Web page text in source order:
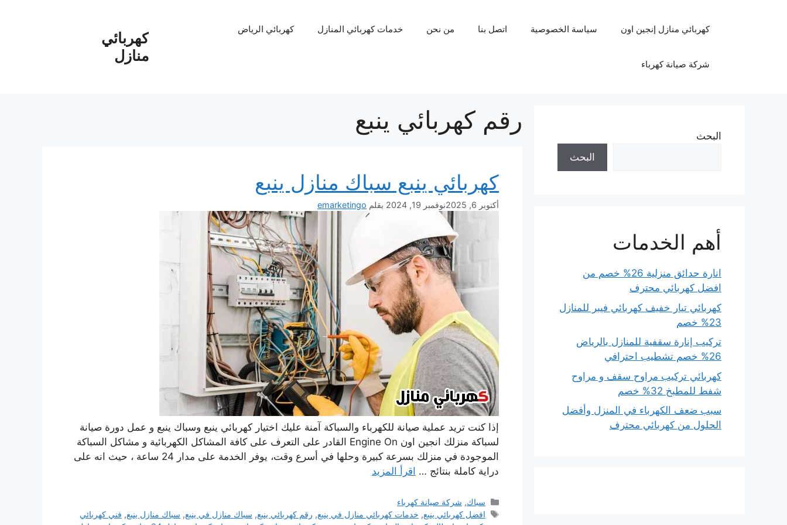
كهربائي
منازل
كهربائي منازل إنجين اون سياسة الخصوصية اتصل بنا من نحن خدمات كهربائي المنازل كهربائي الرياض
شركة صيانة كهرباء
رقم كهربائي ينبع
كهربائي ينبع سباك منازل ينبع
أكتوبر 6, 2025 نوفمبر 19, 2024 بقلم emarketingo
إذا كنت تريد عملية صيانة للكهرباء والسباكة آمنة عليك اختيار كهربائي ينبع وسباك ينبع و عمل دورة صيانة
لسباكة منزلك انجين اون Engine On القادر على التعرف على كافة المشاكل الكهربائية و مشاكل السباكة
الموجودة في منزلك بسرعة كبيرة وحلها في أسرع وقت، يوفر الخدمة على مدار 24 ساعة ، حيث انه على
دراية كاملة بنتائج … اقرأ المزيد
التصنيفات
سباك, شركة صيانة كهرباء
الوسوم
افضل كهربائي ينبع, خدمات كهربائي منازل في ينبع, رقم كهربائي ينبع, سباك منازل في ينبع, سباك منازل ينبع, فني كهربائي
البحث
البحث
أهم الخدمات
انارة حدائق منزلية 26% خصم من
افضل كهربائي محترف
كهربائي تيار خفيف كهربائي فيبر للمنازل
23% خصم
تركيب إنارة سقفية للمنازل بالرياض
26% خصم تشطيب احترافي
كهربائي تركيب مراوح سقف و مراوح
شفط للمطبخ 32% خصم
سبب ضعف الكهرباء في المنزل وأفضل
الحلول من كهربائي محترف